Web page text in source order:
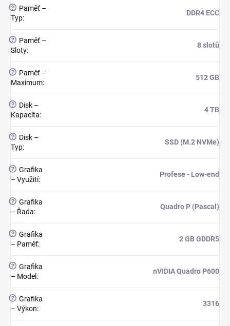
?
Paměť –
Typ:
DDR4 ECC
?
Paměť –
Sloty:
8 slotů
?
Paměť –
Maximum:
512 GB
?
Disk –
Kapacita:
4 TB
?
Disk –
Typ:
SSD (M.2 NVMe)
? Grafika
– Využití:
Profese - Low-end
? Grafika
– Řada:
Quadro P (Pascal)
? Grafika
– Paměť:
2 GB GDDR5
? Grafika
– Model :
nVIDIA Quadro P600
? Grafika
– Výkon:
3316